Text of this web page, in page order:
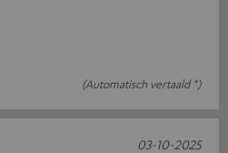
(Automatisch vertaald *)
03-10-2025